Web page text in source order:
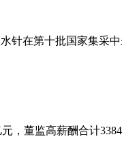
针在第十批国家集采
董监高薪酬合计3384